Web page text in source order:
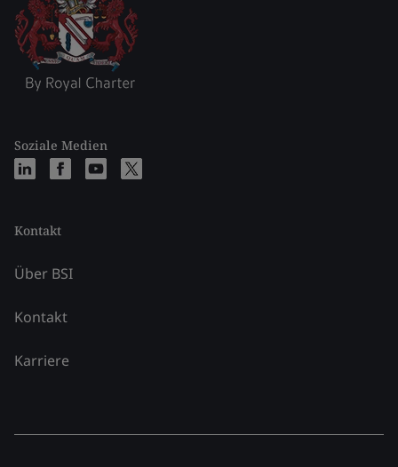
Soziale Medien
Kontakt
Über BSI
Kontakt
Karriere